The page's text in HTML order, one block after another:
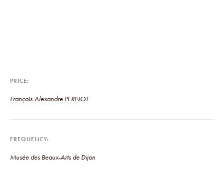
PRICE
François-Alexandre PERNOT
FREQUENCY
Musée des Beaux-Arts de Dijon